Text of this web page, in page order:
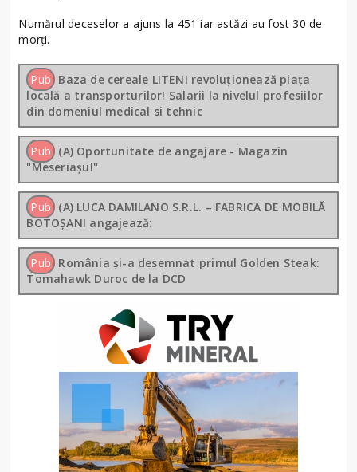
Numărul deceselor a ajuns la 451 iar astăzi au fost 30 de
morți.
Pub Baza de cereale LITENI revoluționează piața
locală a transporturilor! Salarii la nivelul profesiilor
din domeniul medical si tehnic
Pub (A) Oportunitate de angajare - Magazin
"Meseriașul"
Pub (A) LUCA DAMILANO S.R.L. – FABRICA DE MOBILĂ
BOTOȘANI angajează:
Pub România și-a desemnat primul Golden Steak:
Tomahawk Duroc de la DCD